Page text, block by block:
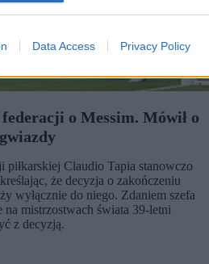
Data Access Privacy Policy
o Messim. Mówił o
piłkarskiej Claudio Tapia stanowczo
że decyzja o zakończeniu
wyłącznie do niego. Zdaniem szefa
mistrzostwach świata 39-letni
z decyzją.